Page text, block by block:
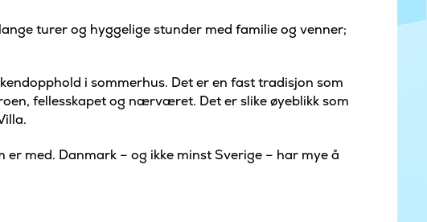
turer og hyggelige stunder med familie og venner;
i sommerhus. Det er en fast tradisjon som
fellesskapet og nærværet. Det er slike øyeblikk som
med. Danmark – og ikke minst Sverige – har mye å